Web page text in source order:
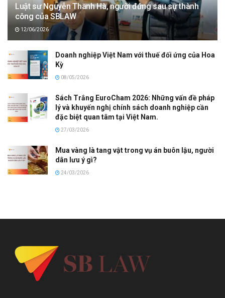
Luật sư Nguyễn Thanh Hà, người đứng sau sự thành
công của SBLAW
12/06/2026
Doanh nghiệp Việt Nam với thuế đối ứng của Hoa
Kỳ
08/05/2026
Sách Trắng EuroCham 2026: Những vấn đề pháp
lý và khuyến nghị chính sách doanh nghiệp cần
đặc biệt quan tâm tại Việt Nam.
27/03/2026
Mua vàng là tang vật trong vụ án buôn lậu, người
dân lưu ý gì?
24/03/2026